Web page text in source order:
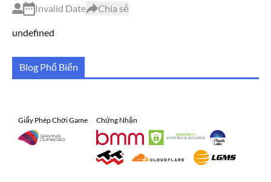
Invalid Date Chia sẻ
undefined
Blog Phổ Biến
Giấy Phép Chơi Game Chứng Nhận